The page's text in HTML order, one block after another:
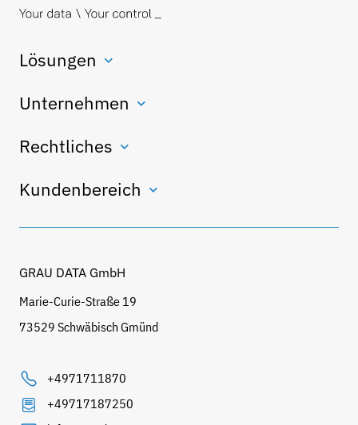
Lösungen
Unternehmen
Rechtliches
Kundenbereich
GRAU DATA GmbH
Marie-Curie-Straße 19
73529 Schwäbisch Gmünd
+4971711870
+49717187250